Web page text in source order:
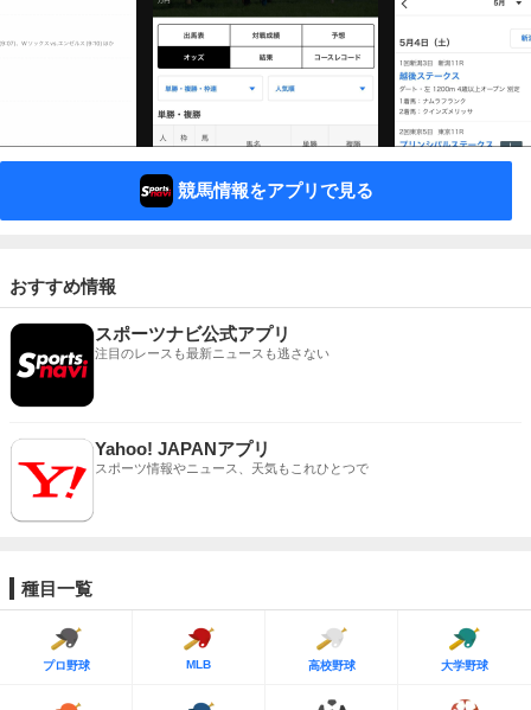
競馬情報をアプリで見る
おすすめ情報
スポーツナビ公式アプリ
注目のレースも最新ニュースも逃さない
Yahoo! JAPANアプリ
スポーツ情報やニュース、天気もこれひとつで
種目一覧
プロ野球 MLB 高校野球 大学野球